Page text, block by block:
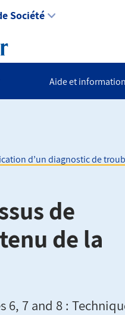
Société
Aide et information
d’un diagnostic de
de
de la
6, 7 and 8 :